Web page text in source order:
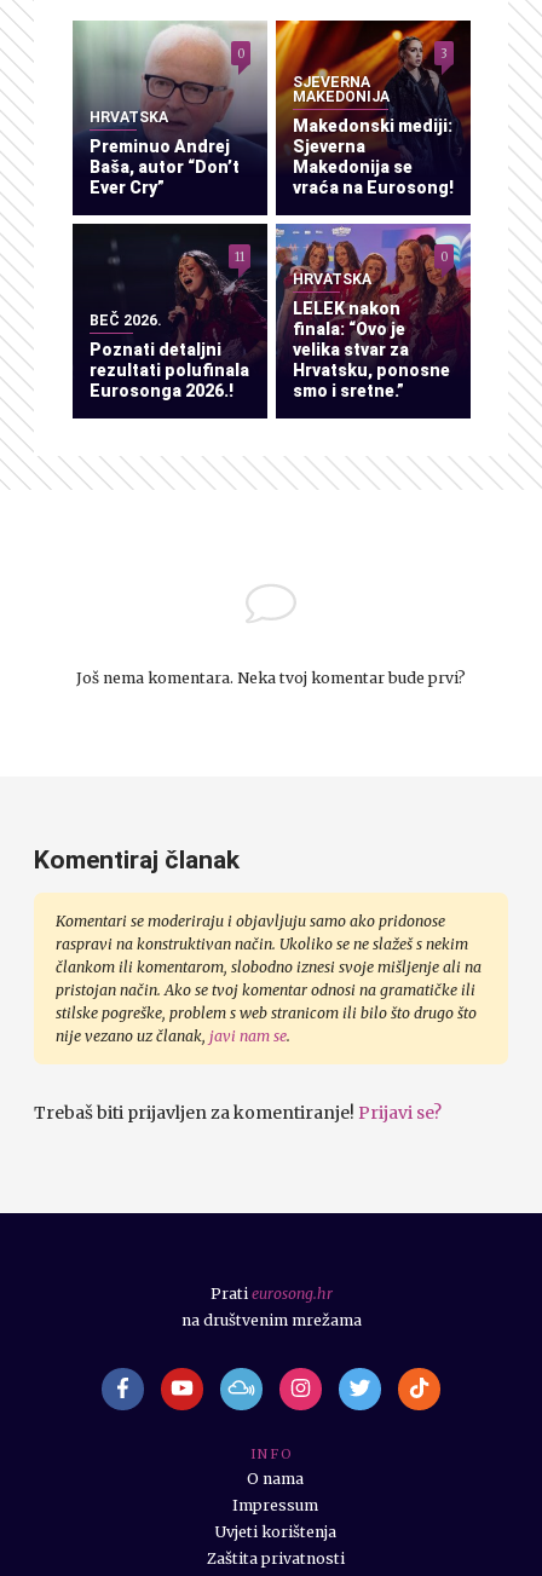
HRVATSKA
Preminuo Andrej
Baša, autor “Don’t
Ever Cry”
0
SJEVERNA
MAKEDONIJA
Makedonski mediji:
Sjeverna
Makedonija se
vraća na Eurosong!
3
BEČ 2026.
Poznati detaljni
rezultati polufinala
Eurosonga 2026.!
11
HRVATSKA
LELEK nakon
finala: “Ovo je
velika stvar za
Hrvatsku, ponosne
smo i sretne.”
0
Još nema komentara. Neka tvoj komentar bude prvi?
Komentiraj članak
Komentari se moderiraju i objavljuju samo ako pridonose
raspravi na konstruktivan način. Ukoliko se ne slažeš s nekim
člankom ili komentarom, slobodno iznesi svoje mišljenje ali na
pristojan način. Ako se tvoj komentar odnosi na gramatičke ili
stilske pogreške, problem s web stranicom ili bilo što drugo što
nije vezano uz članak, javi nam se.
Trebaš biti prijavljen za komentiranje! Prijavi se?
I N F O
O nama
Impressum
Uvjeti korištenja
Zaštita privatnosti
Prati eurosong.hr
na društvenim mrežama